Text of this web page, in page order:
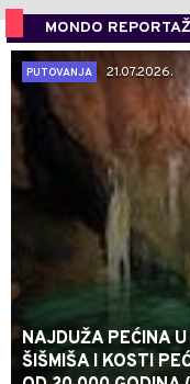
MONDO
PUTOVANJA
21.07.2026.
NAJDUŽA PEĆINA
ŠIŠMIŠA I KOSTI